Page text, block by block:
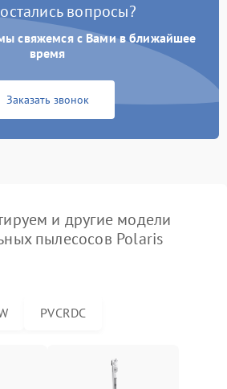
вопросы?
мы свяжемся с Вами в ближайшее
время
Заказать звонок
и другие модели
пылесосов Polaris
PVCRDC